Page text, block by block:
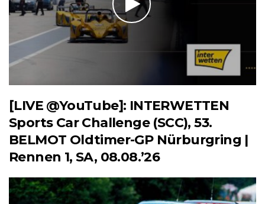
[LIVE @YouTube]: INTERWETTEN
Sports Car Challenge (SCC), 53.
BELMOT Oldtimer-GP Nürburgring |
Rennen 1, SA, 08.08.’26